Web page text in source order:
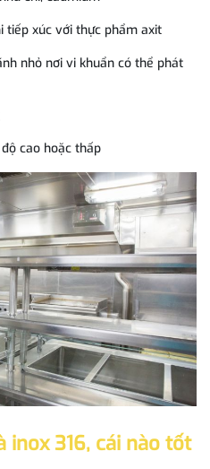
tiếp xúc với thực phẩm axit
nhỏ nơi vi khuẩn có thể phát
cao hoặc thấp
inox 316, cái nào tốt